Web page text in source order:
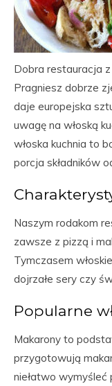
Dobra restauracja
Pragniesz dobrze
daje europejska
uwagę na włoską
włoska kuchnia to
porcja składników
Naszym rodakom
zawsze z pizzą i
Tymczasem
dojrzałe sery czy
Popularne
Makarony to
przygotowują
niełatwo wymyśleć